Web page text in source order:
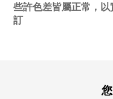
些許色差皆屬正常，
訂